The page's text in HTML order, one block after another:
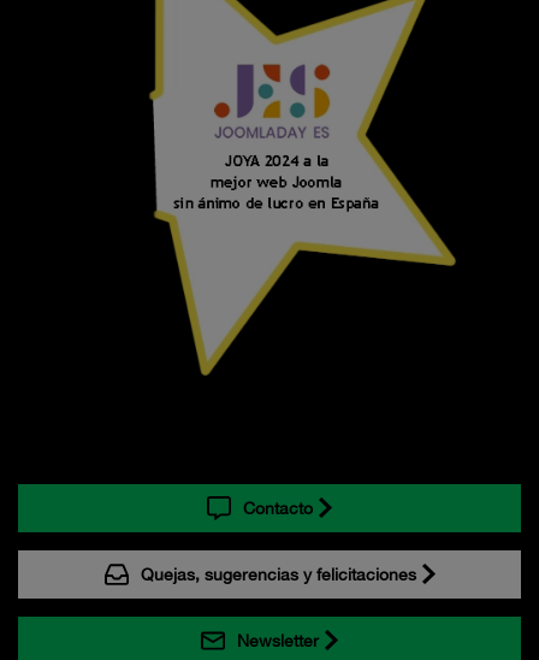
Contacto
Quejas, sugerencias y felicitaciones
Newsletter